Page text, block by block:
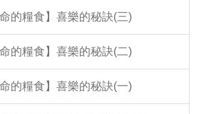
的糧食】喜樂的秘訣(三)
的糧食】喜樂的秘訣(二)
的糧食】喜樂的秘訣(一)